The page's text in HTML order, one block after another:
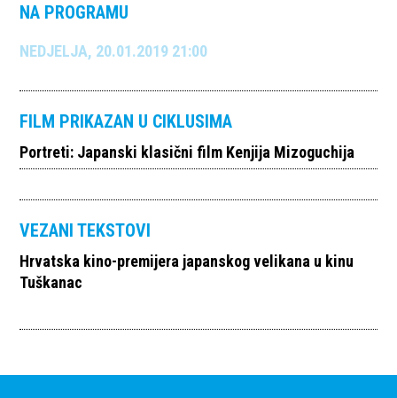
NA PROGRAMU
NEDJELJA, 20.01.2019 21:00
FILM PRIKAZAN U CIKLUSIMA
Portreti: Japanski klasični film Kenjija Mizoguchija
VEZANI TEKSTOVI
Hrvatska kino-premijera japanskog velikana u kinu
Tuškanac